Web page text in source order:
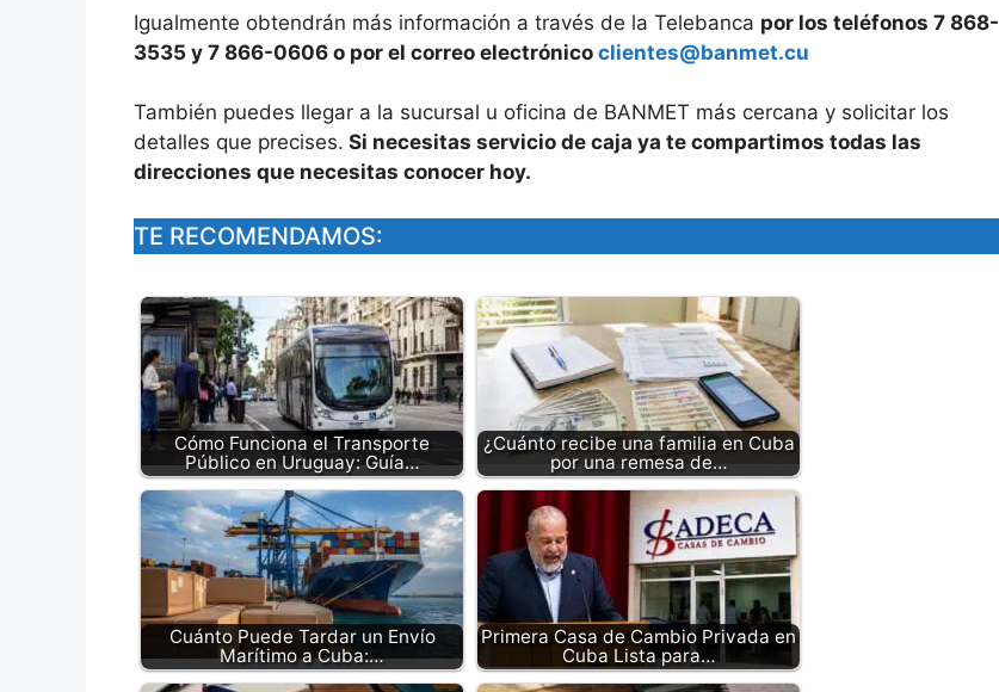
Igualmente obtendrán más información a través de la Telebanca por los teléfonos 7 868-
3535 y 7 866-0606 o por el correo electrónico clientes@banmet.cu
También puedes llegar a la sucursal u oficina de BANMET más cercana y solicitar los
detalles que precises. Si necesitas servicio de caja ya te compartimos todas las
direcciones que necesitas conocer hoy.
TE RECOMENDAMOS:
Cómo Funciona el Transporte
Público en Uruguay: Guía…
¿Cuánto recibe una familia en Cuba
por una remesa de…
Cuánto Puede Tardar un Envío
Marítimo a Cuba:…
Primera Casa de Cambio Privada en
Cuba Lista para…